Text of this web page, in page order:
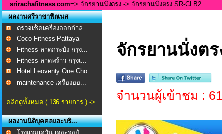
srirachafitness.com=> จักรยานนั่งตรง -> จักรยานนั่งตรง SR-CLB2
ผลงานศรีราชาฟิตเนส
ตรวจเช็คเครื่องออกกำล...
Coco Fitness Pattaya
Fitness ลาดกระบัง กรุง...
Fitness ลาดพร้าว กรุงเ...
Hotel Leoventy One Cho...
maintenance เครื่องออ...
คลิกดูทั้งหมด ( 136 รายการ ) ->
ผลงานนิติบุคคลและบริ...
โรงแรมเอวัน เดอะรอยั...
จักรยานนั่งตร
จำนวนผู้เข้าชม :